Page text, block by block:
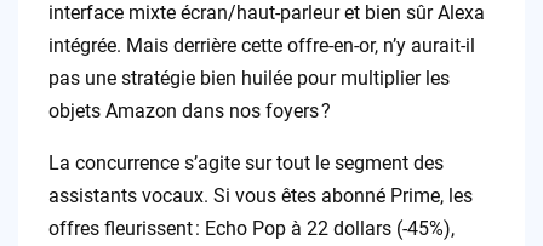
interface mixte écran/haut-parleur et bien sûr Alexa
intégrée. Mais derrière cette offre-en-or, n’y aurait-il
pas une stratégie bien huilée pour multiplier les
objets Amazon dans nos foyers ?
La concurrence s’agite sur tout le segment des
assistants vocaux. Si vous êtes abonné Prime, les
offres fleurissent : Echo Pop à 22 dollars (-45%),